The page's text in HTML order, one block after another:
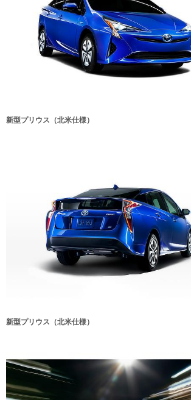
新型プリウス（北米仕様）
新型プリウス（北米仕様）